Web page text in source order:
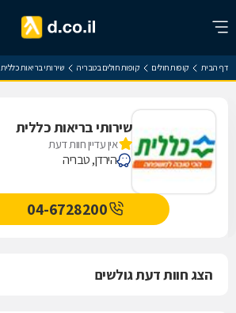
דף הבית קופות חולים קופות חולים בטבריה שירותי בריאות כללית
שירותי בריאות כללית
אין עדיין חוות דעת
הירדן, טבריה
04-6728200
הצג חוות דעת גולשים